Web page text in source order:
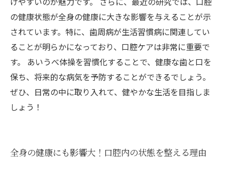
の健康状態が全身の健康に大きな影響を与えることが示
されています。特に、歯周病が生活習慣病に関連してい
ることが明らかになっており、口腔ケアは非常に重要で
す。 あいうべ体操を習慣化することで、健康な歯と口を
保ち、将来的な病気を予防することができるでしょう。
ぜひ、日常の中に取り入れて、健やかな生活を目指しま
しょう！
全身の健康にも影響大！口腔内の状態を整える理由